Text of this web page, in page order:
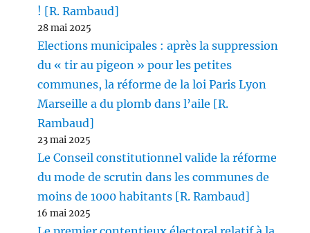
! [R. Rambaud]
28 mai 2025
Elections municipales : après la suppression
du « tir au pigeon » pour les petites
communes, la réforme de la loi Paris Lyon
Marseille a du plomb dans l’aile [R.
Rambaud]
23 mai 2025
Le Conseil constitutionnel valide la réforme
du mode de scrutin dans les communes de
moins de 1000 habitants [R. Rambaud]
16 mai 2025